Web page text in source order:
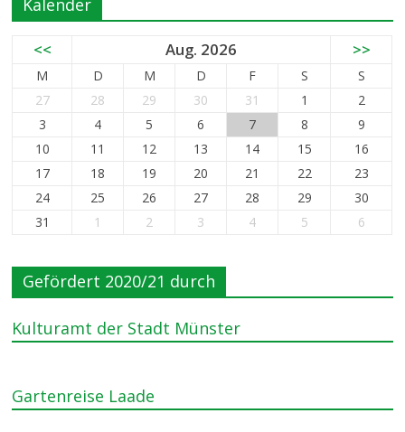
Kalender
<< Aug. 2026 >>
M D M D F S
S
27
28 29 30 31 1
2
3
4 5 6 7 8
9
10
11 12 13 14 15
16
17
18 19 20 21 22
23
24
25 26 27 28 29
30
31
1 2 3 4 5 6
Gefördert 2020/21 durch
Kulturamt der Stadt Münster
Gartenreise Laade